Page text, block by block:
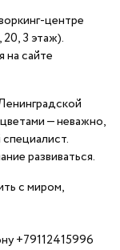
центре
3 этаж).
на сайте
— неважно,
развиваться.
с миром,
+79112415996